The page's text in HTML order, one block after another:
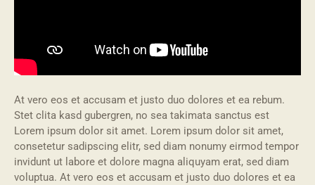
At vero eos et accusam et justo duo dolores et ea rebum.
Stet clita kasd gubergren, no sea takimata sanctus est
Lorem ipsum dolor sit amet. Lorem ipsum dolor sit amet,
consetetur sadipscing elitr, sed diam nonumy eirmod tempor
invidunt ut labore et dolore magna aliquyam erat, sed diam
voluptua. At vero eos et accusam et justo duo dolores et ea